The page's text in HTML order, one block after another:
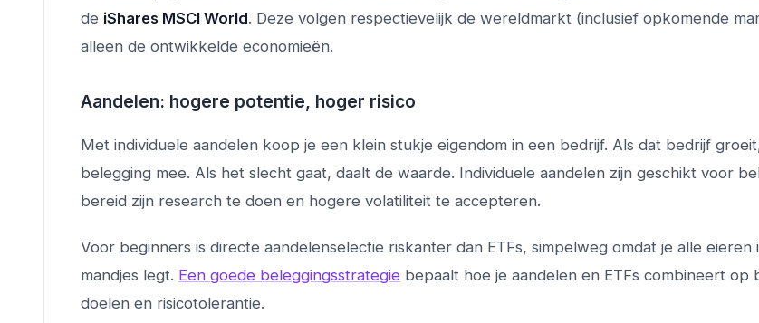
de iShares MSCI World. Deze volgen respectievelijk de wereldmarkt (inclusief opkomende
alleen de ontwikkelde economieën.
Aandelen: hogere potentie, hoger risico
Met individuele aandelen koop je een klein stukje eigendom in een bedrijf. Als dat bedrijf
belegging mee. Als het slecht gaat, daalt de waarde. Individuele aandelen zijn geschikt voor
bereid zijn research te doen en hogere volatiliteit te accepteren.
Voor beginners is directe aandelenselectie riskanter dan ETFs, simpelweg omdat je alle eieren
mandjes legt. Een goede beleggingsstrategie bepaalt hoe je aandelen en ETFs combineert op
doelen en risicotolerantie.